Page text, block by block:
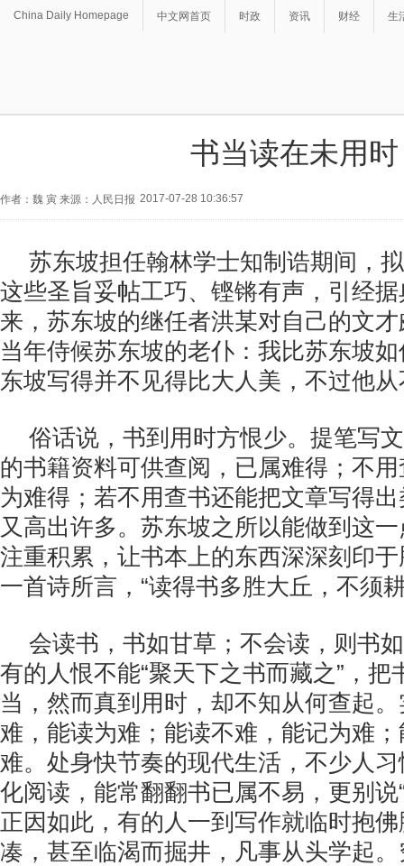
China Daily Homepage 中文网首页 时政 资讯 财经 生
书当读在未用时
作者：魏 寅 来源：人民日报 2017-07-28 10:36:57
苏东坡担任翰林学士知制诰期间，
这些圣旨妥帖工巧、铿锵有声，引经
来，苏东坡的继任者洪某对自己的文
当年侍候苏东坡的老仆：我比苏东坡
东坡写得并不见得比大人美，不过他
俗话说，书到用时方恨少。提笔写
的书籍资料可供查阅，已属难得；不
为难得；若不用查书还能把文章写得
又高出许多。苏东坡之所以能做到这
注重积累，让书本上的东西深深刻印
一首诗所言，“读得书多胜大丘，不须
会读书，书如甘草；不会读，则书
有的人恨不能“聚天下之书而藏之”，把
当，然而真到用时，却不知从何查起
难，能读为难；能读不难，能记为难
难。处身快节奏的现代生活，不少人
化阅读，能常翻翻书已属不易，更别说
正因如此，有的人一到写作就临时抱
凑，甚至临渴而掘井，凡事从头学起